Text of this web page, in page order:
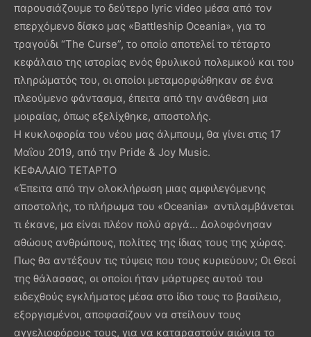
παρουσιάζουμε το δεύτερο lyric video μέσα από τον
επερχόμενο δίσκο μας «Battleship Oceania», για το
τραγούδι “The Curse”, το οποίο αποτελεί το τέταρτο
κεφάλαιο της ιστορίας ενός θρυλικού πολεμικού και του
πληρώματός του, οι οποίοι μεταμορφώθηκαν σε ένα
πλεούμενο φάντασμα, έπειτα από την ανάθεση μια
μοιραίας, όπως εξελίχθηκε, αποστολής.
Η κυκλοφορία του νέου μας άλμπουμ, θα γίνει στις 17
Μαΐου 2019, από την Pride & Joy Music.
ΚΕΦΑΛΑΙΟ ΤΕΤΑΡΤΟ
«Έπειτα από την ολοκλήρωση μιας αμφιλεγόμενης
αποστολής, το πλήρωμα του «Oceania» αντιλαμβάνεται
τι έκανε, μα είναι πλέον πολύ αργά… Δολοφόνησαν
αθώους ανθρώπους, πολίτες της ίδιας τους της χώρας.
Πως θα αντέξουν τις τύψεις που τους κυριεύουν; Οι Θεοί
της θάλασσας, οι οποίοι ήταν μάρτυρες αυτού του
ειδεχθούς εγκλήματος μέσα στο ίδιο τους το βασίλειο,
εξοργισμένοι, αποφασίζουν να στείλουν τους
αγγελιοφόρους τους, για να καταραστούν αιώνια το